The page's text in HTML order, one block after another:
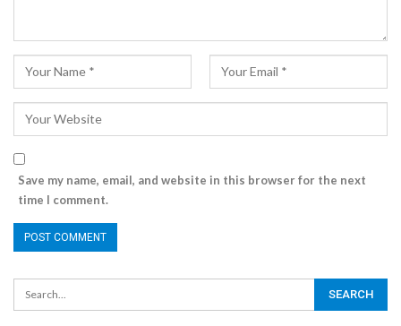
Save my name, email, and website in this browser for the next
time I comment.